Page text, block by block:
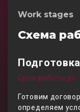
Work stages
Схема
Срок работы до
Готовим
определяем